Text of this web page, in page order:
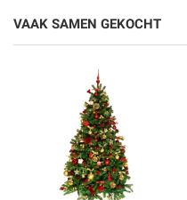
VAAK SAMEN GEKOCHT